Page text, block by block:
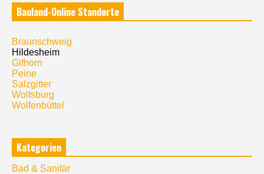
Bauland-Online Standorte
Braunschweig
Hildesheim
Gifhorn
Peine
Salzgitter
Wolfsburg
Wolfenbüttel
Kategorien
Bad & Sanitär